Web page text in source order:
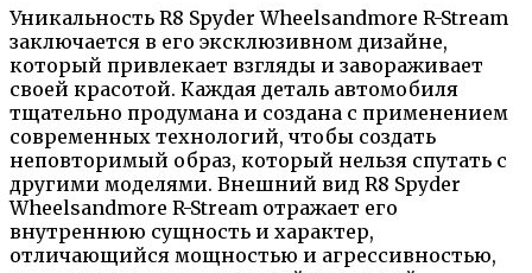
Уникальность R8 Spyder Wheelsandmore R-Stream
заключается в его эксклюзивном дизайне,
который привлекает взгляды и завораживает
своей красотой. Каждая деталь автомобиля
тщательно продумана и создана с применением
современных технологий, чтобы создать
неповторимый образ, который нельзя спутать с
другими моделями. Внешний вид R8 Spyder
Wheelsandmore R-Stream отражает его
внутреннюю сущность и характер,
отличающийся мощностью и агрессивностью,